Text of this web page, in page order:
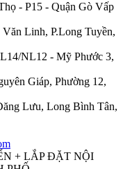
- P15 - Quận Gò Vấp
Linh, P.Long Tuyền,
NL12 - Mỹ Phước 3,
Giáp, Phường 12,
Lưu, Long Bình Tân,
+ LẮP ĐẶT NỘI